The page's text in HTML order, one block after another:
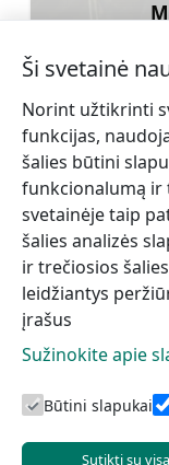
←Dundagos
liuteronų
Ši svetainė
Norint užtikrinti
funkcijas,
šalies būtini
funkcionalumą ir
svetainėje taip
šalies analizės
ir trečiosios
leidžiantys
įrašus
Sužinokite apie
Būtini slapukai
Sutikti su